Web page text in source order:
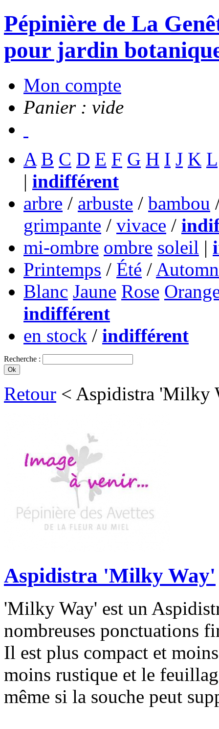
Pépinière de La
pour jardin
Mon compte
Panier : vide
A B C D E F G H I J K L
| indifférent
arbre / arbuste / bambou
grimpante / vivace /
mi-ombre ombre soleil |
Printemps / Été /
Blanc Jaune Rose
indifférent
en stock / indifférent
Recherche :
Retour < Aspidistra 'Milky
Aspidistra 'Milky Way'
'Milky Way' est un
nombreuses ponctuations
Il est plus compact et
moins rustique et le
même si la souche peut